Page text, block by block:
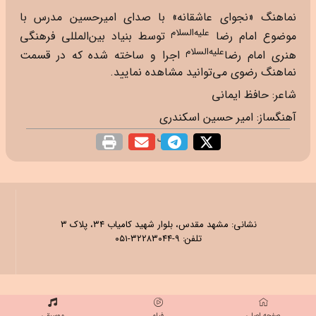
نماهنگ «نجوای عاشقانه» با صدای امیرحسین مدرس با
موضوع امام رضا علیه‌السلامتوسط بنیاد بین‌المللی فرهنگی
هنری امام رضاعلیه‌السلاماجرا و ساخته شده که در قسمت
نماهنگ رضوی می‌توانید مشاهده نمایید.
شاعر: حافظ ایمانی
آهنگساز: امیر حسین اسکندری
اشتراک گذاری
نشانی: مشهد مقدس، بلوار شهید کامیاب ۳۴، پلاک ۳
تلفن: ۹-۳۲۲۸۳۰۴۴-۰۵۱